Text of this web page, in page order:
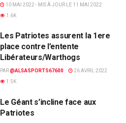
10 MAI 2022 - MIS À JOUR LE 11 MAI 2022
1.6K
Les Patriotes assurent la 1ere
place contre l’entente
Libérateurs/Warthogs
PAR@ALSASPORTS67600
26 AVRIL 2022
1.5K
Le Géant s’incline face aux
Patriotes